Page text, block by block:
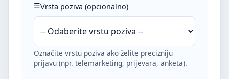
Vrsta poziva (opcionalno)
Označite vrstu poziva ako želite precizniju
prijavu (npr. telemarketing, prijevara, anketa).